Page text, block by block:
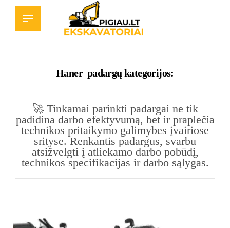
Haner padargų kategorijos:
🚀 Tinkamai parinkti padargai ne tik
padidina darbo efektyvumą, bet ir praplečia
technikos pritaikymo galimybes įvairiose
srityse.Renkantis padargus, svarbu
atsižvelgti į atliekamo darbo pobūdį,
technikos specifikacijas ir darbo sąlygas.​